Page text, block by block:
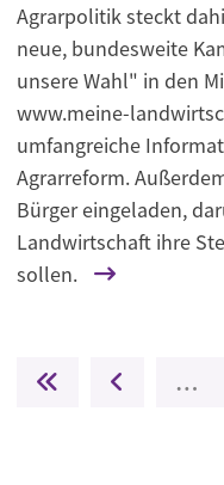
Agrarpolitik steckt
neue, bundesweite
unsere Wahl" in den
www.meine-
umfangreiche
Agrarreform.
Bürger eingeladen,
Landwirtschaft ihre
sollen.
Erste SeiteVorherige
…